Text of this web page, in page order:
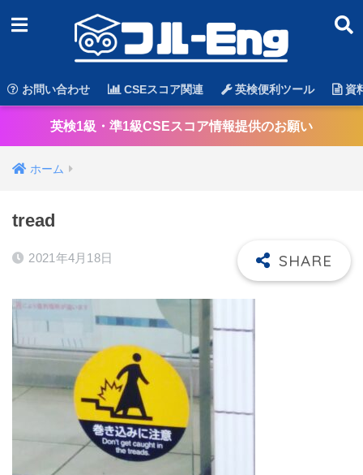
お問い合わせ CSEスコア関連 英検便利ツール 資
英検1級・準1級CSEスコア情報提供のお願い
ホーム
tread
2021年4月18日